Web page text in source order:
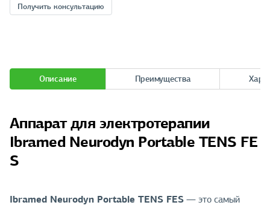
Получить консультацию
Описание Преимущества
Аппарат для электротерапии
Ibramed Neurodyn Portable TENS FE
S
Ibramed Neurodyn Portable TENS FES — это самый